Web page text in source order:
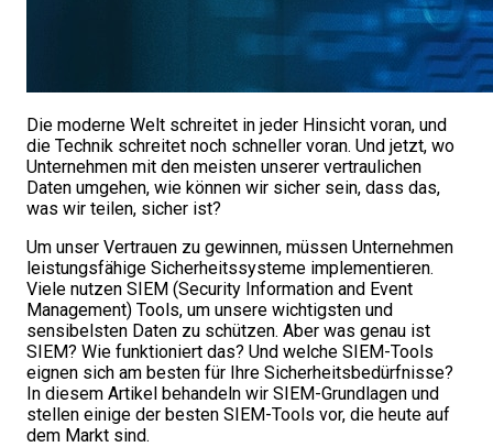
Die moderne Welt schreitet in jeder Hinsicht voran, und
die Technik schreitet noch schneller voran. Und jetzt, wo
Unternehmen mit den meisten unserer vertraulichen
Daten umgehen, wie können wir sicher sein, dass das,
was wir teilen, sicher ist?
Um unser Vertrauen zu gewinnen, müssen Unternehmen
leistungsfähige Sicherheitssysteme implementieren.
Viele nutzen SIEM (Security Information and Event
Management) Tools, um unsere wichtigsten und
sensibelsten Daten zu schützen. Aber was genau ist
SIEM? Wie funktioniert das? Und welche SIEM-Tools
eignen sich am besten für Ihre Sicherheitsbedürfnisse?
In diesem Artikel behandeln wir SIEM-Grundlagen und
stellen einige der besten SIEM-Tools vor, die heute auf
dem Markt sind.